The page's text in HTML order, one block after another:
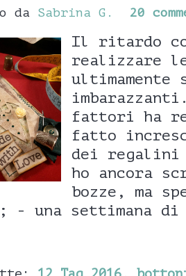
da Sabrina G. 20
Il ritardo
realizzare
fattori ha
fatto
dei regalini
ho ancora
bozze, ma
- una settimana di